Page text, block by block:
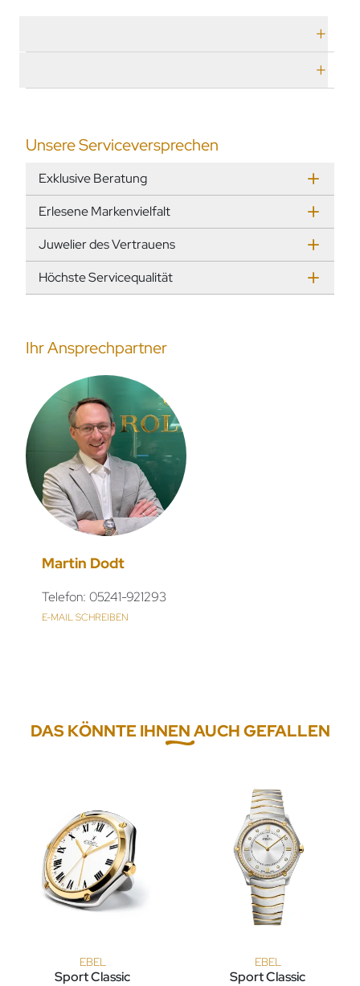
Ihr Ansprechpartner
Martin Dodt
Telefon: 05241-921293
E-MAIL SCHREIBEN
Unsere Serviceversprechen
Exklusive Beratung
Erlesene Markenvielfalt
Juwelier des Vertrauens
Höchste Servicequalität
DAS KÖNNTE IHNEN AUCH GEFALLEN
EBEL
Sport Classic
EBEL
Sport Classic